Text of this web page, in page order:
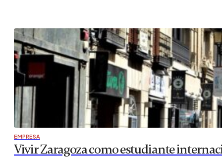
EMPRESA
Vivir Zaragoza como estudiante